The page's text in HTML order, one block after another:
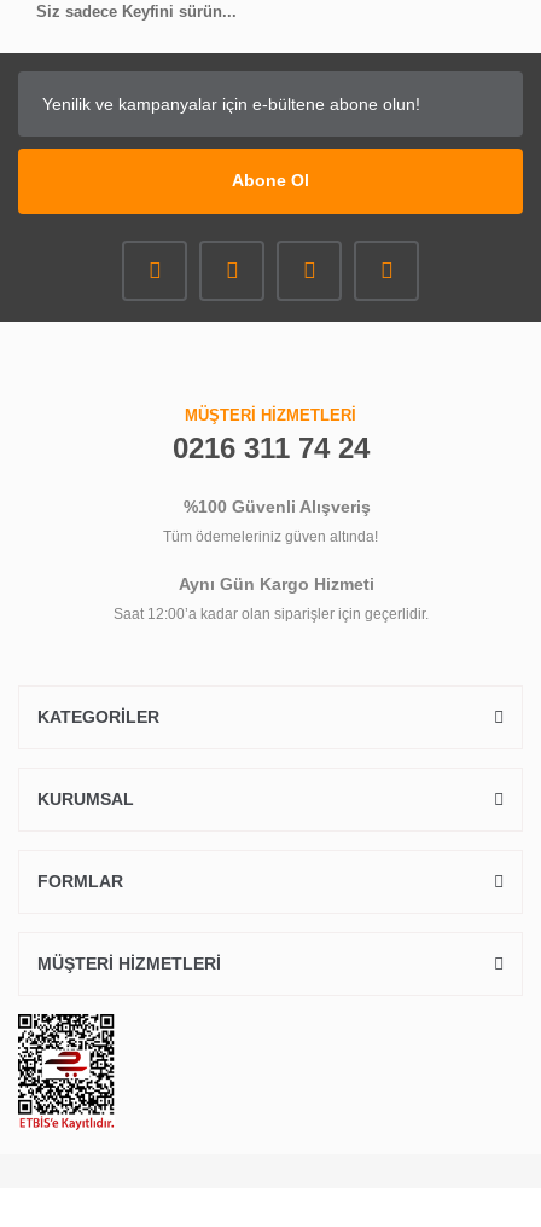
Siz sadece Keyfini sürün...
Abone Ol
MÜŞTERİ HİZMETLERİ
0216 311 74 24
%100 Güvenli Alışveriş
Tüm ödemeleriniz güven altında!
Aynı Gün Kargo Hizmeti
Saat 12:00’a kadar olan siparişler için geçerlidir.
KATEGORİLER
KURUMSAL
FORMLAR
MÜŞTERİ HİZMETLERİ